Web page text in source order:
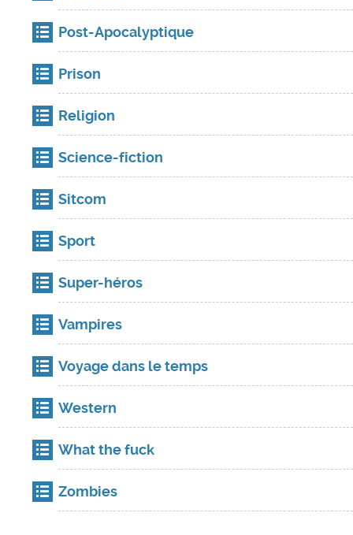
Post-Apocalyptique
Prison
Religion
Science-fiction
Sitcom
Sport
Super-héros
Vampires
Voyage dans le temps
Western
What the fuck
Zombies